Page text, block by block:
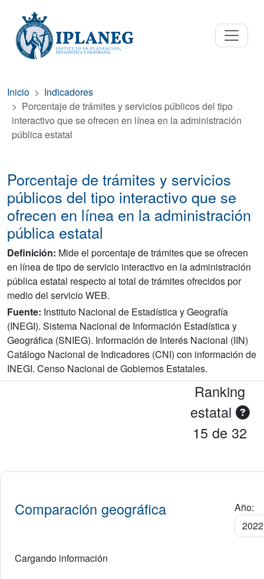
Inicio
Indicadores
Porcentaje de trámites y servicios públicos del tipo
interactivo que se ofrecen en línea en la administración
pública estatal
Porcentaje de trámites y servicios
públicos del tipo interactivo que se
ofrecen en línea en la administración
pública estatal
Definición: Mide el porcentaje de trámites que se ofrecen
en línea de tipo de servicio interactivo en la administración
pública estatal respecto al total de trámites ofrecidos por
medio del servicio WEB.
Fuente: Instituto Nacional de Estadística y Geografía
(INEGI). Sistema Nacional de Información Estadística y
Geográfica (SNIEG). Información de Interés Nacional (IIN)
Catálogo Nacional de Indicadores (CNI) con información de
INEGI. Censo Nacional de Gobiernos Estatales.
Ranking
estatal
15 de 32
Comparación geográfica Año:
Cargando información